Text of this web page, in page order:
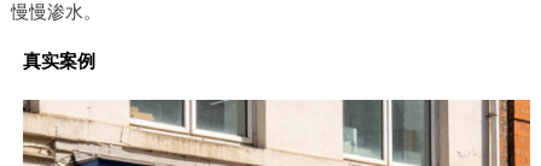
慢慢渗水。
真实案例